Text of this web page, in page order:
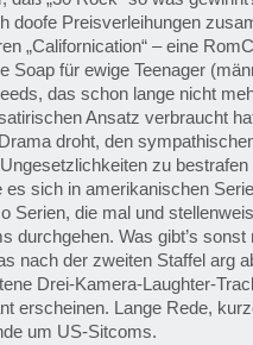
doofe Preisverleihungen
„Californication“ – eine
Soap für ewige Teenager
das schon lange nicht
Ansatz verbraucht
droht, den
Ungesetzlichkeiten zu
sich in amerikanischen
Serien, die mal und
durchgehen. Was gibt’s sonst
nach der zweiten Staffel arg
Drei-Kamera-Laughter-
erscheinen. Lange Rede,
um US-Sitcoms.